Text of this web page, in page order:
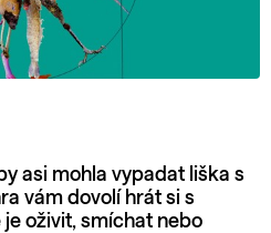
asi mohla vypadat liška s
vám dovolí hrát si s
oživit, smíchat nebo